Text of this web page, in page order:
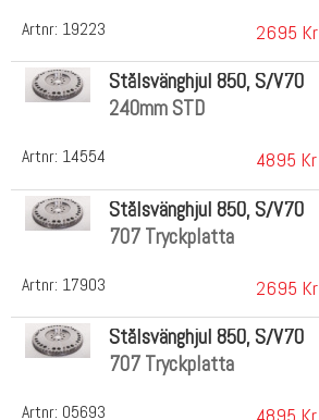
Artnr: 19223 2695 Kr
Artnr: 14554
Stålsvänghjul 850, S/V70
240mm STD
4895 Kr
Artnr: 17903
Stålsvänghjul 850, S/V70
707 Tryckplatta
2695 Kr
Artnr: 05693
Stålsvänghjul 850, S/V70
707 Tryckplatta